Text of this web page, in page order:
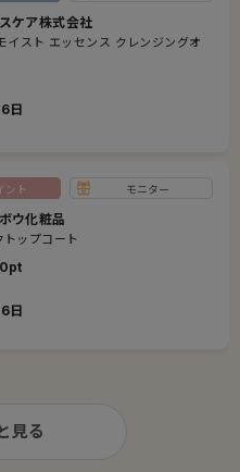
ケア株式会社
イスト エッセンス クレンジングオ
6日
ント モニター
ウ化粧品
ップコート
pt
6日
見る